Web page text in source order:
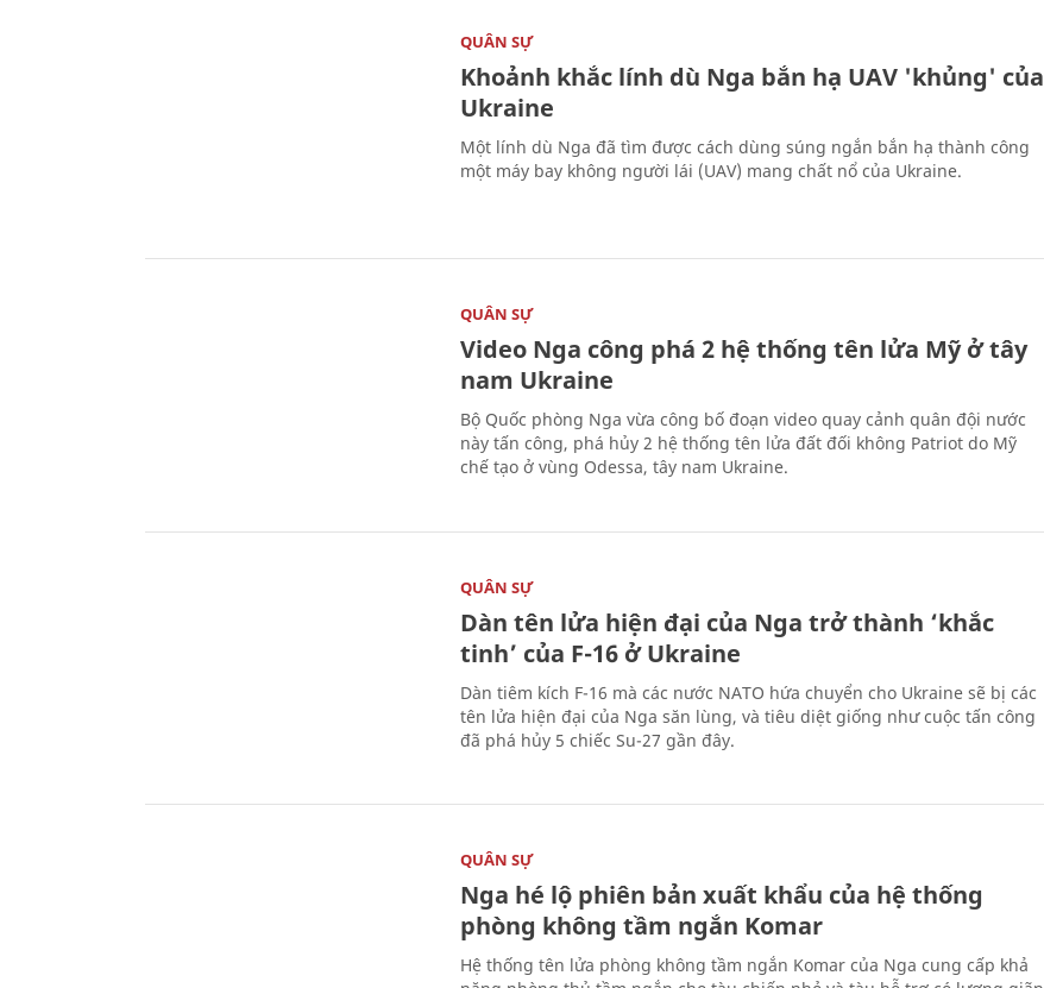
QUÂN SỰ
Khoảnh khắc lính dù Nga bắn hạ UAV 'khủng' của
Ukraine
Một lính dù Nga đã tìm được cách dùng súng ngắn bắn hạ thành công
một máy bay không người lái (UAV) mang chất nổ của Ukraine.
QUÂN SỰ
Video Nga công phá 2 hệ thống tên lửa Mỹ ở tây
nam Ukraine
Bộ Quốc phòng Nga vừa công bố đoạn video quay cảnh quân đội nước
này tấn công, phá hủy 2 hệ thống tên lửa đất đối không Patriot do Mỹ
chế tạo ở vùng Odessa, tây nam Ukraine.
QUÂN SỰ
Dàn tên lửa hiện đại của Nga trở thành ‘khắc
tinh’ của F-16 ở Ukraine
Dàn tiêm kích F-16 mà các nước NATO hứa chuyển cho Ukraine sẽ bị các
tên lửa hiện đại của Nga săn lùng, và tiêu diệt giống như cuộc tấn công
đã phá hủy 5 chiếc Su-27 gần đây.
QUÂN SỰ
Nga hé lộ phiên bản xuất khẩu của hệ thống
phòng không tầm ngắn Komar
Hệ thống tên lửa phòng không tầm ngắn Komar của Nga cung cấp khả